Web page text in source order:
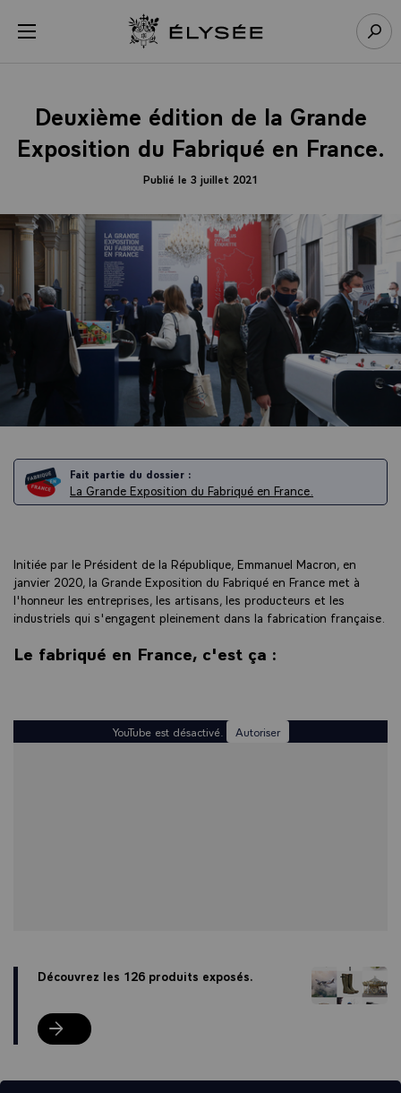
menu Retour à l’accueil Élysée
Deuxième édition de la Grande
Exposition du Fabriqué en France.
Publié le 3 juillet 2021
Fait partie du dossier :
La Grande Exposition du Fabriqué en France.
Initiée par le Président de la République, Emmanuel Macron, en
janvier 2020, la Grande Exposition du Fabriqué en France met à
l'honneur les entreprises, les artisans, les producteurs et les
industriels qui s'engagent pleinement dans la fabrication française.
Le fabriqué en France, c'est ça :
YouTube est désactivé. Autoriser
Découvrez les 126 produits exposés.
Découvrez les 126 produits exposés.
Panneau de gestion des cookies